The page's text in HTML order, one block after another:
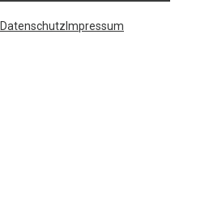
Datenschutz Impressum